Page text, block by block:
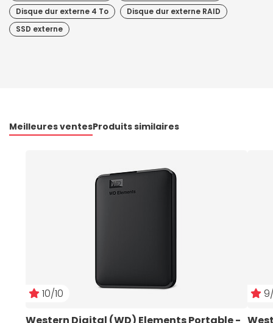
Disque dur externe 4 To
Disque dur externe RAID
SSD externe
Meilleures ventesProduits similaires
10/10